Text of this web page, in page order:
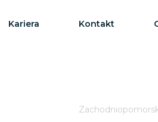
Kariera Kontakt